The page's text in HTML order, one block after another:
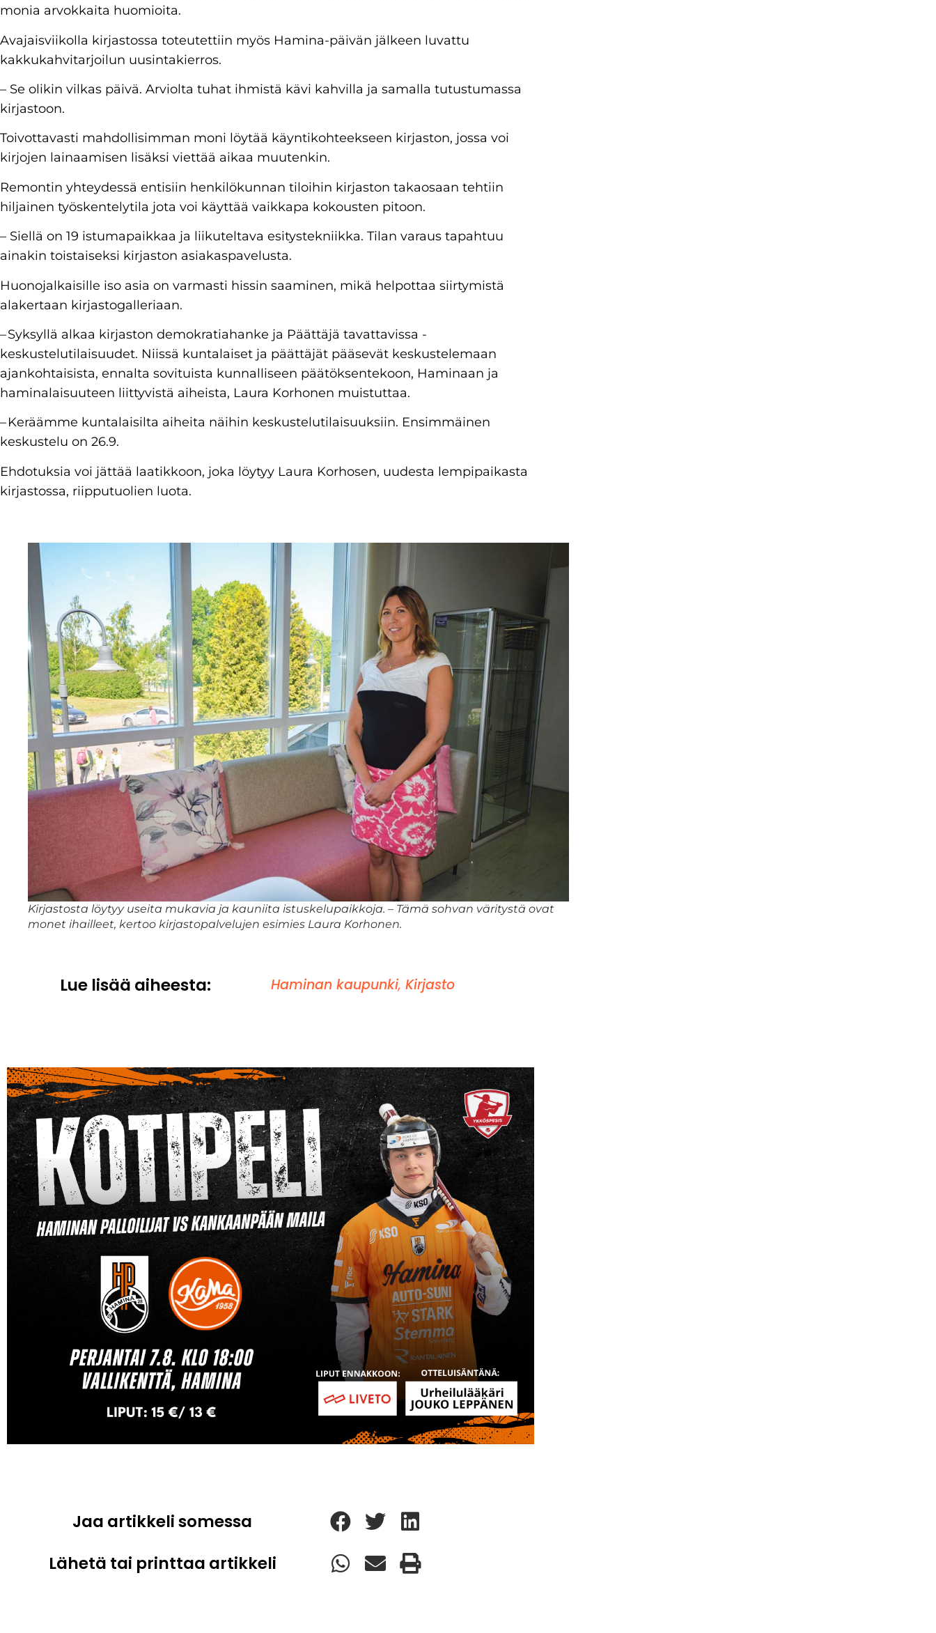
monia arvokkaita huomioita.
Avajaisviikolla kirjastossa toteutettiin myös Hamina-päivän jälkeen luvattu
kakkukahvitarjoilun uusintakierros.
– Se olikin vilkas päivä. Arviolta tuhat ihmistä kävi kahvilla ja samalla tutustumassa
kirjastoon.
Toivottavasti mahdollisimman moni löytää käyntikohteekseen kirjaston, jossa voi
kirjojen lainaamisen lisäksi viettää aikaa muutenkin.
Remontin yhteydessä entisiin henkilökunnan tiloihin kirjaston takaosaan tehtiin
hiljainen työskentelytila jota voi käyttää vaikkapa kokousten pitoon.
– Siellä on 19 istumapaikkaa ja liikuteltava esitystekniikka. Tilan varaus tapahtuu
ainakin toistaiseksi kirjaston asiakaspavelusta.
Huonojalkaisille iso asia on varmasti hissin saaminen, mikä helpottaa siirtymistä
alakertaan kirjastogalleriaan.
– Syksyllä alkaa kirjaston demokratiahanke ja Päättäjä tavattavissa -
keskustelutilaisuudet. Niissä kuntalaiset ja päättäjät pääsevät keskustelemaan
ajankohtaisista, ennalta sovituista kunnalliseen päätöksentekoon, Haminaan ja
haminalaisuuteen liittyvistä aiheista, Laura Korhonen muistuttaa.
– Keräämme kuntalaisilta aiheita näihin keskustelutilaisuuksiin. Ensimmäinen
keskustelu on 26.9.
Ehdotuksia voi jättää laatikkoon, joka löytyy Laura Korhosen, uudesta lempipaikasta
kirjastossa, riipputuolien luota.
Kirjastosta löytyy useita mukavia ja kauniita istuskelupaikkoja. – Tämä sohvan väritystä ovat
monet ihailleet, kertoo kirjastopalvelujen esimies Laura Korhonen.
Lue lisää aiheesta: Haminan kaupunki, Kirjasto
Jaa artikkeli somessa
Lähetä tai printtaa artikkeli